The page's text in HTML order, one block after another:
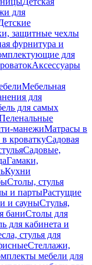
для
защитные чехлы
фурнитура и
для
Аксессуары
Мебельная
для
для самых
манежиМатрасы в
кроваткуСадовая
Садовые,
Гамаки,
Кухни
Столы, стулья
и партыРастущие
и сауныСтулья,
баниСтолы для
для кабинета и
стулья для
Стеллажи,
мебели для